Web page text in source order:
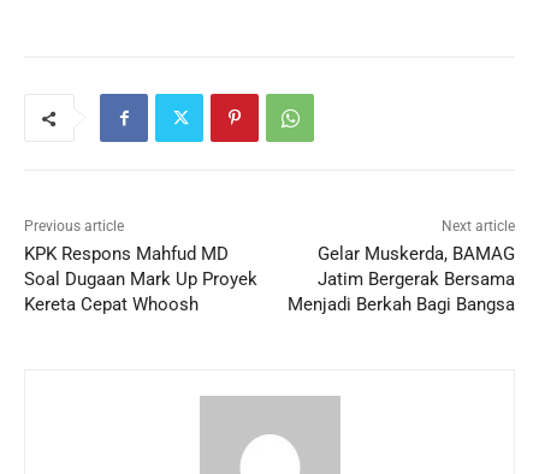
Previous article
KPK Respons Mahfud MD
Soal Dugaan Mark Up Proyek
Kereta Cepat Whoosh
Next article
Gelar Muskerda, BAMAG
Jatim Bergerak Bersama
Menjadi Berkah Bagi Bangsa